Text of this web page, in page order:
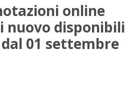
online
nuovo disponibili
01 settembre